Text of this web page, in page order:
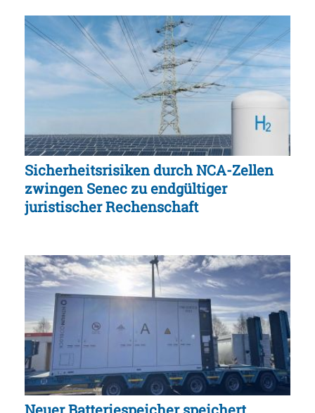
Sicherheitsrisiken durch NCA-Zellen
zwingen Senec zu endgültiger
juristischer Rechenschaft